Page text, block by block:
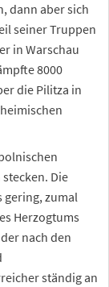
dann aber sich
seiner Truppen
in Warschau
8000
die Pilitza in
Die
gering, zumal
Herzogtums
nach den
ständig an